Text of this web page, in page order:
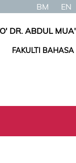
BM EN
DR. ABDUL
FAKULTI